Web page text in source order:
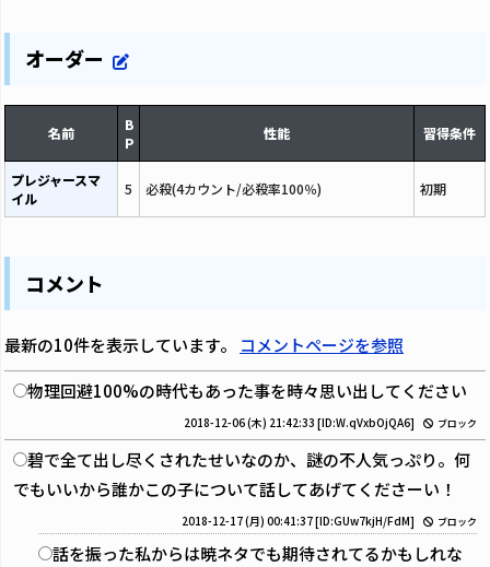
オーダー
名前
B
P
性能 習得条件
プレジャースマ
イル
5 必殺(4カウント/必殺率100％) 初期
コメント
最新の10件を表示しています。 コメントページを参照
物理回避100%の時代もあった事を時々思い出してください
2018-12-06 (木) 21:42:33 [ID:W.qVxbOjQA6] ブロック
碧で全て出し尽くされたせいなのか、謎の不人気っぷり。何
でもいいから誰かこの子について話してあげてくださーい！
2018-12-17 (月) 00:41:37[ID:GUw7kjH/FdM] ブロック
話を振った私からは暁ネタでも期待されてるかもしれな